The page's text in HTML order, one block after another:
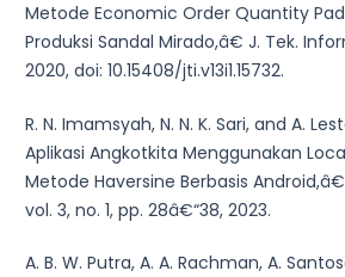
Metode Economic Order Quantity
Produksi Sandal Mirado,â€ J. Tek.
2020, doi: 10.15408/jti.v13i1.15732.
R. N. Imamsyah, N. N. K. Sari, and A.
Aplikasi Angkotkita Menggunakan
Metode Haversine Berbasis
vol. 3, no. 1, pp. 28â€“38, 2023.
A. B. W. Putra, A. A. Rachman, A.